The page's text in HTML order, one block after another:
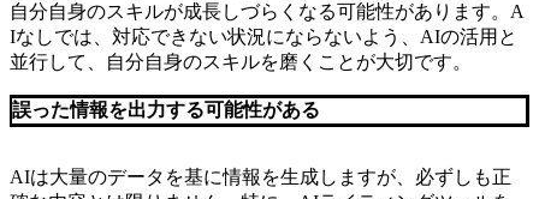
自分自身のスキルが成長しづらくなる可能性があります。A
Iなしでは、対応できない状況にならないよう、AIの活用と
並行して、自分自身のスキルを磨くことが大切です。
誤った情報を出力する可能性がある
AIは大量のデータを基に情報を生成しますが、必ずしも正